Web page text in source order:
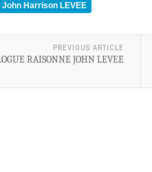
Harrison LEVEE
PREVIOUS ARTICLE
RAISONNE JOHN LEVEE